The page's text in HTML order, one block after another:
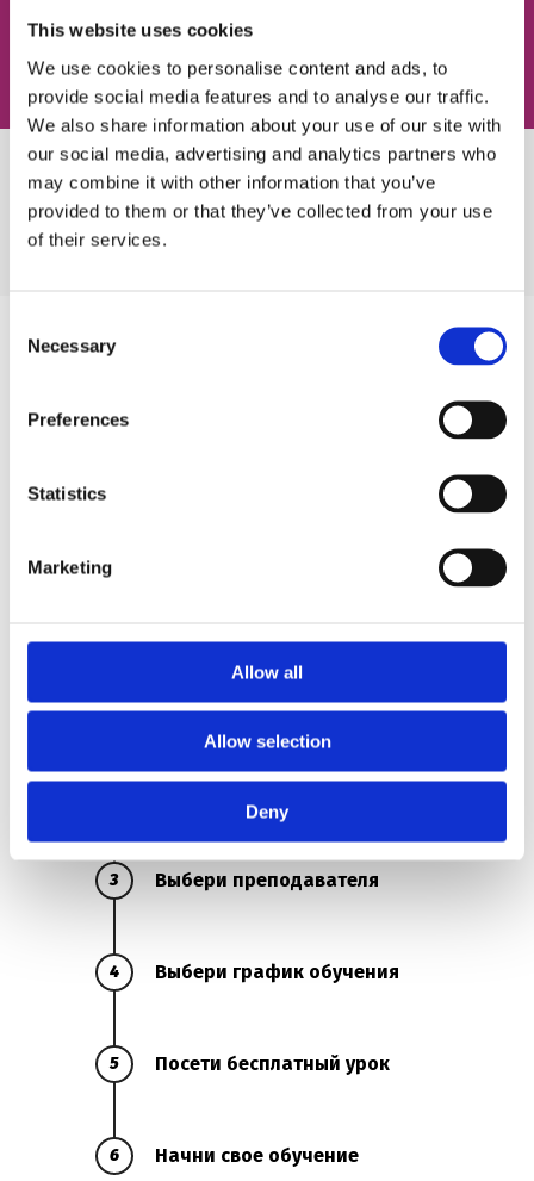
This website uses cookies
We use cookies to personalise content and ads, to
provide social media features and to analyse our traffic.
We also share information about your use of our site with
our social media, advertising and analytics partners who
may combine it with other information that you’ve
provided to them or that they’ve collected from your use
of their services.
Selection
Necessary
Preferences
Statistics
Marketing
Allow all
Allow selection
Deny
Пройди тест
Запишись
самостоятельно
Удобная онлайн-запись для тех, кто сам определился
с типом занятий или в 2 часа ночи невыносимо
Пройди онлайн тестирование
2 Выбери тип обучения
3 Выбери преподавателя
4 Выбери график обучения
5 Посети бесплатный урок
6 Начни свое обучение